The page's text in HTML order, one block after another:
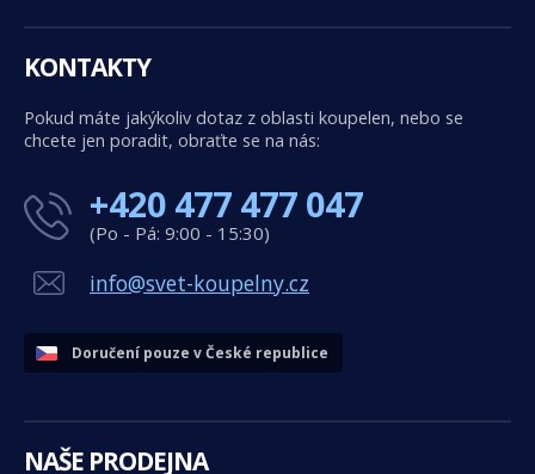
KONTAKTY
Pokud máte jakýkoliv dotaz z oblasti koupelen, nebo se
chcete jen poradit, obraťte se na nás:
+420 477 477 047
(Po - Pá: 9:00 - 15:30)
info@svet-koupelny.cz
Doručení pouze v České republice
NAŠE PRODEJNA